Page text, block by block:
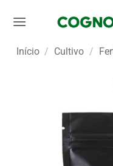
Início / Cultivo /